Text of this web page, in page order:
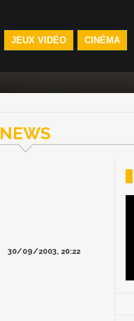
JEUX VIDÉO CINÉMA
NEWS
30/09/2003, 20:22